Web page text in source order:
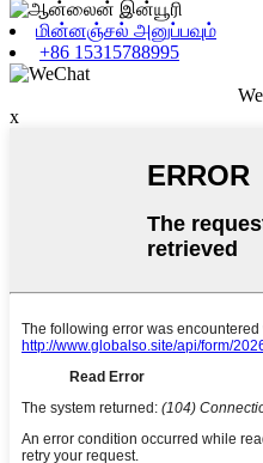
மின்னஞ்சல் அனுப்பவும்
+86 15315788995
x